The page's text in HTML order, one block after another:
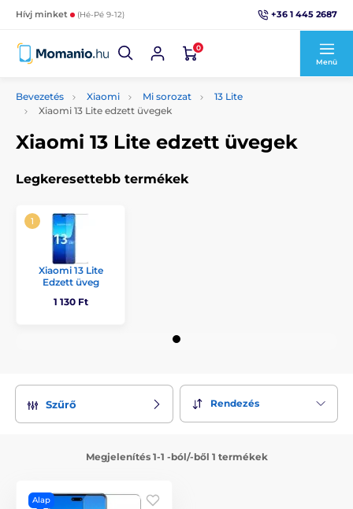
Hívj minket (Hé-Pé 9-12) +36 1 445 2687
0
Menü
Bevezetés Xiaomi Mi sorozat
13 Lite
Xiaomi 13 Lite edzett üvegek
Xiaomi 13 Lite edzett üvegek
Legkeresettebb termékek
Xiaomi 13 Lite
Edzett üveg
1 130 Ft
Szűrő Rendezés
Megjelenítés 1-1 -ból/-ből 1 termékek
Alap